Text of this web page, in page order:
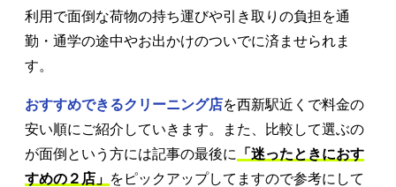
利用で面倒な荷物の持ち運びや引き取りの負担を通
勤・通学の途中やお出かけのついでに済ませられま
す。
おすすめできるクリーニング店を西新駅近くで料金の
安い順にご紹介していきます。また、比較して選ぶの
が面倒という方には記事の最後に
「迷ったときにおす
すめの２店」 をピックアップしてますので参考にして